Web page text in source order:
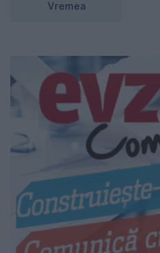
Vremea